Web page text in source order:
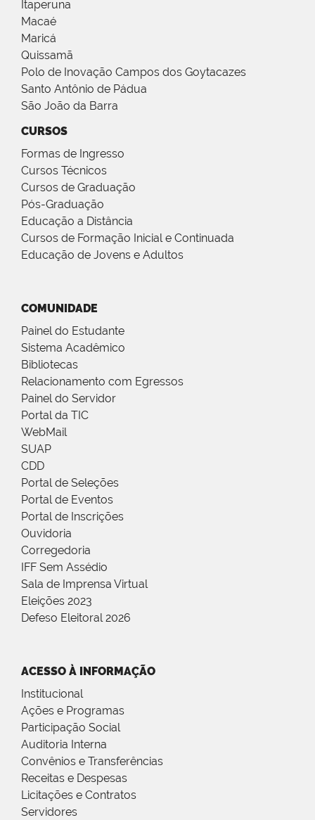
Itaperuna
Macaé
Maricá
Quissamã
Polo de Inovação Campos dos Goytacazes
Santo Antônio de Pádua
São João da Barra
CURSOS
Formas de Ingresso
Cursos Técnicos
Cursos de Graduação
Pós-Graduação
Educação a Distância
Cursos de Formação Inicial e Continuada
Educação de Jovens e Adultos
COMUNIDADE
Painel do Estudante
Sistema Acadêmico
Bibliotecas
Relacionamento com Egressos
Painel do Servidor
Portal da TIC
WebMail
SUAP
CDD
Portal de Seleções
Portal de Eventos
Portal de Inscrições
Ouvidoria
Corregedoria
IFF Sem Assédio
Sala de Imprensa Virtual
Eleições 2023
Defeso Eleitoral 2026
ACESSO À INFORMAÇÃO
Institucional
Ações e Programas
Participação Social
Auditoria Interna
Convênios e Transferências
Receitas e Despesas
Licitações e Contratos
Servidores